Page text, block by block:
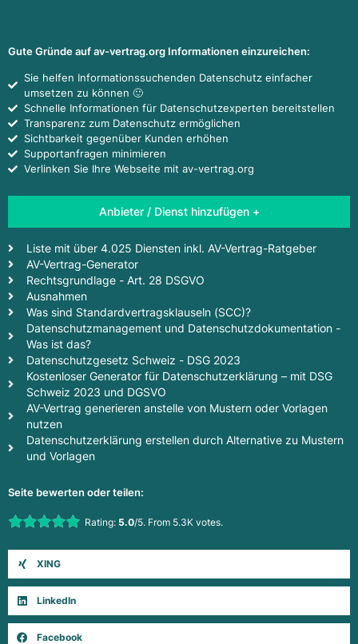
Gute Gründe auf av-vertrag.org Informationen einzureichen:
Sie helfen Informationssuchenden Datenschutz einfacher
umsetzen zu können 🙂
Schnelle Informationen für Datenschutzexperten bereitstellen
Transparenz zum Datenschutz ermöglichen
Sichtbarkeit gegenüber Kunden erhöhen
Supportanfragen minimieren
Verlinken Sie Ihre Webseite mit av-vertrag.org
Anbieter / Dienst hinzufügen +
Liste mit über 4.025 Diensten inkl. AV-Vertrag-Ratgeber
AV-Vertrag-Generator
Rechtsgrundlage - Art. 28 DSGVO
Ausnahmen
Was sind Standardvertragsklauseln (SCC)?
Datenschutzmanagement und Datenschutzdokumentation -
Was ist das?
Datenschutzgesetz Schweiz - DSG 2023
Kostenloser Generator für Datenschutzerklärung – mit DSG
Schweiz 2023 und DGSVO
AV-Vertrag generieren anstelle von Mustern oder Vorlagen
nutzen
Datenschutzerklärung erstellen durch Alternative zu Mustern
und Vorlagen
Seite bewerten oder teilen:
Rate this item:Rating: 5.0/5. From 5.3K votes.
XING
LinkedIn
Facebook